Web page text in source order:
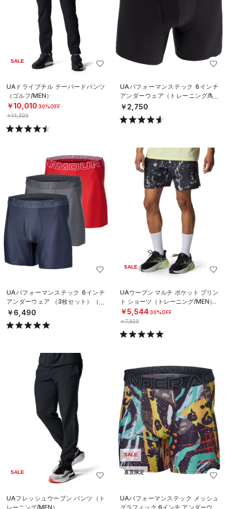
SALE
UAドライブチル テーパードパンツ
（ゴルフ/MEN）
￥10,010 30%OFF
￥14,300
UAパフォーマンステック 6インチ
アンダーウェア（トレーニング/ME
N）
￥2,750
UAパフォーマンステック 6インチ
アンダーウェア （3枚セット）（ト
レーニング/MEN）
￥6,490
SALE
UAウーブン マルチ ポケット プリン
ト ショーツ（トレーニング/MEN）
￥5,54430%OFF
￥7,920
SALE
UAフレッシュウーブン パンツ（ト
レーニング/MEN）
SALE
直営限定
UAパフォーマンステック メッシュ
グラフィック 6インチ アンダーウェ